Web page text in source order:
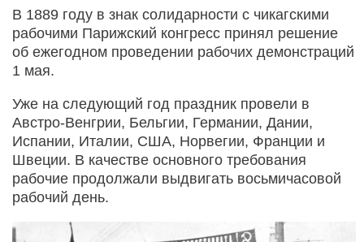
В 1889 году в знак солидарности с чикагскими
рабочими Парижский конгресс принял решение
об ежегодном проведении рабочих демонстраций
1 мая.
Уже на следующий год праздник провели в
Австро-Венгрии, Бельгии, Германии, Дании,
Испании, Италии, США, Норвегии, Франции и
Швеции. В качестве основного требования
рабочие продолжали выдвигать восьмичасовой
рабочий день.